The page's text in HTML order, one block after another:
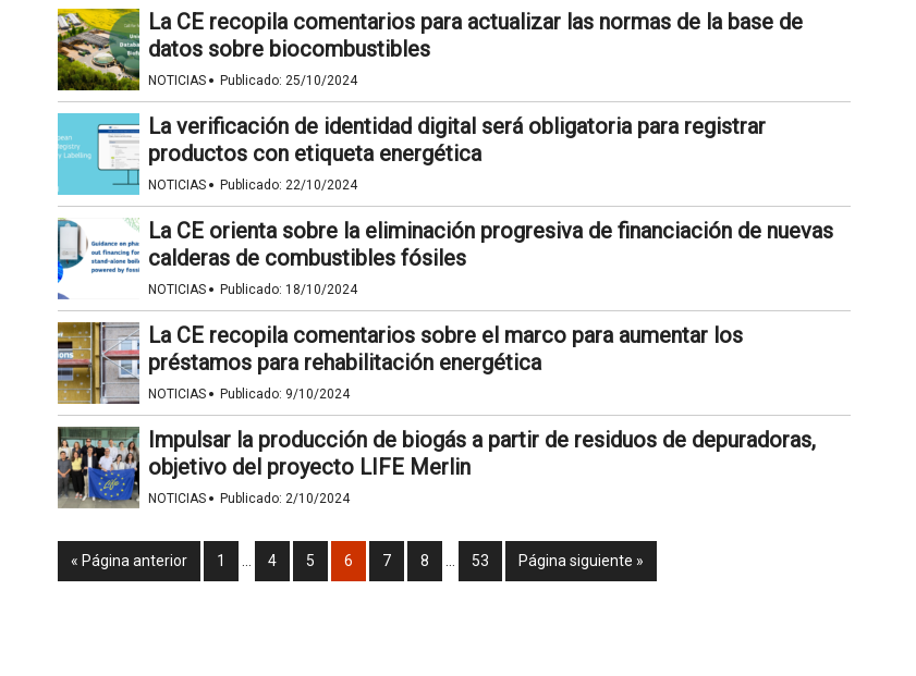
La CE recopila comentarios para actualizar las normas de la base de
datos sobre biocombustibles
NOTICIAS · Publicado: 25/10/2024
La verificación de identidad digital será obligatoria para registrar
productos con etiqueta energética
NOTICIAS · Publicado: 22/10/2024
La CE orienta sobre la eliminación progresiva de financiación de nuevas
calderas de combustibles fósiles
NOTICIAS · Publicado: 18/10/2024
La CE recopila comentarios sobre el marco para aumentar los
préstamos para rehabilitación energética
NOTICIAS · Publicado: 9/10/2024
Impulsar la producción de biogás a partir de residuos de depuradoras,
objetivo del proyecto LIFE Merlin
NOTICIAS · Publicado: 2/10/2024
« Página anterior 1 4 5 6 7 8 53 Página siguiente »